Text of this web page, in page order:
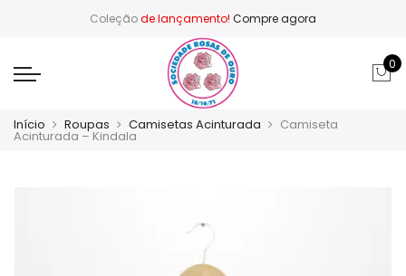
Coleçãode lançamento! Compre agora
0
Início Roupas Camisetas Acinturada Camiseta
Acinturada – Kindala